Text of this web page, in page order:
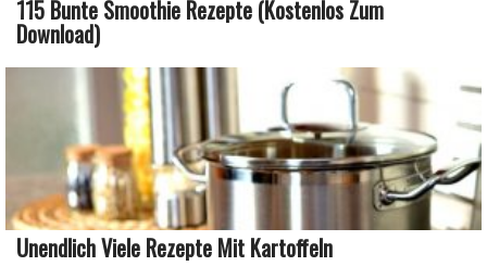
115 Bunte Smoothie Rezepte (kostenlos Zum
Download)
Unendlich Viele Rezepte Mit Kartoffeln